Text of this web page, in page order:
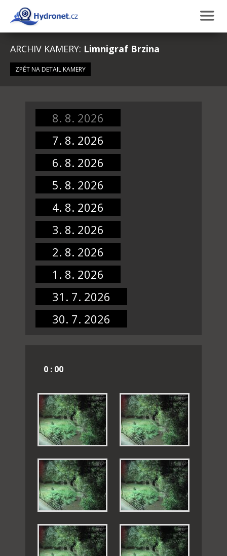
ARCHIV KAMERY: Limnigraf Brzina
ZPĚT NA DETAIL KAMERY
8. 8. 2026
7. 8. 2026
6. 8. 2026
5. 8. 2026
4. 8. 2026
3. 8. 2026
2. 8. 2026
1. 8. 2026
31. 7. 2026
30. 7. 2026
0 : 00